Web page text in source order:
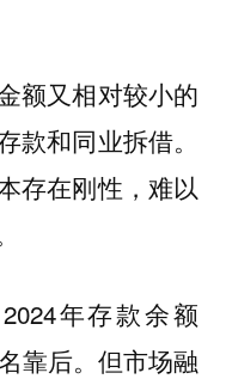
额又相对较小的
款和同业拆借。
存在刚性，难以
年存款余额
靠后。但市场融